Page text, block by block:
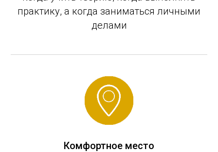
практику, а когда заниматься личными
делами
Комфортное место